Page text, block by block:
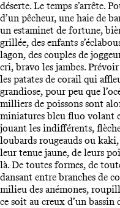
déserte. Le temps s’arrête.
d’un pêcheur, une haie de
un estaminet de fortune,
grillée, des enfants
lagon, des couples de
cri, bravo les jambes.
les patates de corail qui
grandiose, pour peu que
milliers de poissons sont
miniatures bleu fluo volant
jouant les indifférents,
loubards rougeauds ou
leur tenue jaune, de leurs
là. De toutes formes, de
dansant entre branches de
milieu des anémones,
ce soit au creux d’un bassin